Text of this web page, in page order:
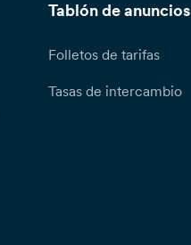
Tablón de anuncios
Folletos de tarifas
Tasas de intercambio